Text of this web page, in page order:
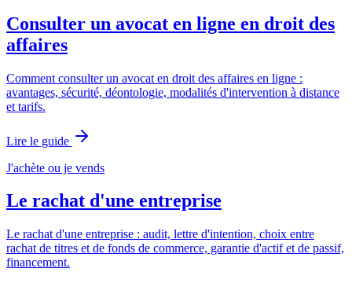
Consulter un avocat en ligne en droit des
affaires
Comment consulter un avocat en droit des affaires en ligne :
avantages, sécurité, déontologie, modalités d'intervention à distance
et tarifs.
Lire le guide
J'achète ou je vends
Le rachat d'une entreprise
Le rachat d'une entreprise : audit, lettre d'intention, choix entre
rachat de titres et de fonds de commerce, garantie d'actif et de passif,
financement.